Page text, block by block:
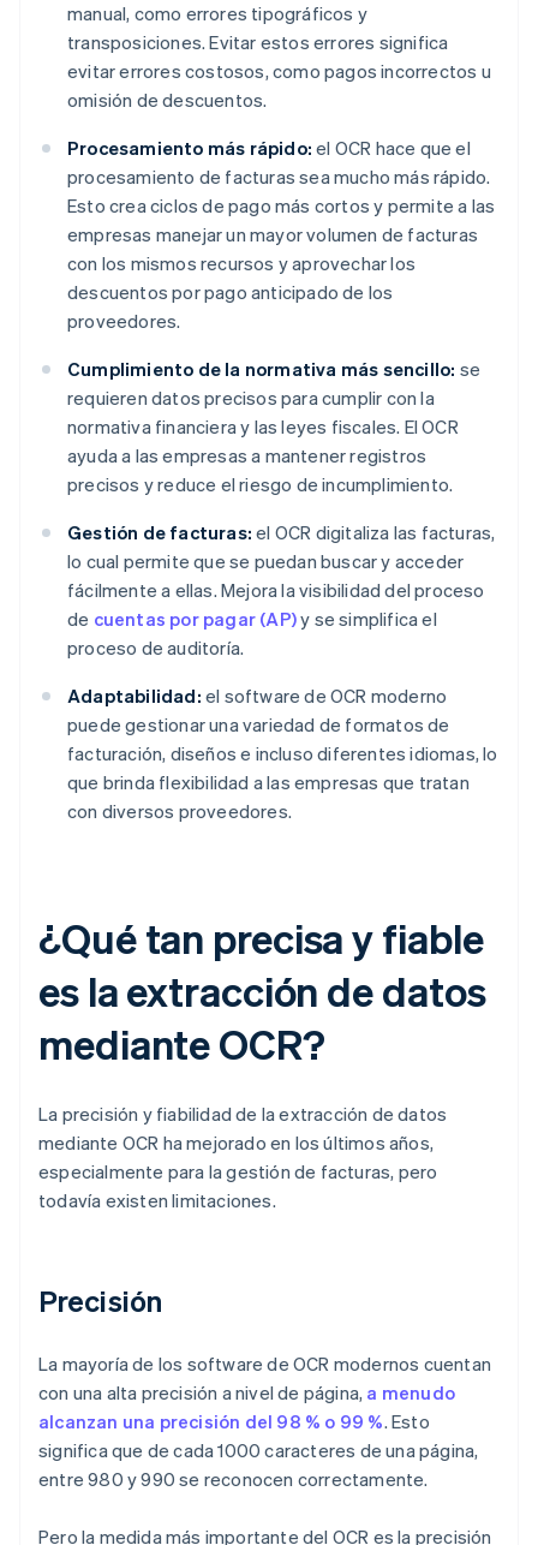
manual, como errores tipográficos y
transposiciones. Evitar estos errores significa
evitar errores costosos, como pagos incorrectos u
omisión de descuentos.
Procesamiento más rápido: el OCR hace que el
procesamiento de facturas sea mucho más rápido.
Esto crea ciclos de pago más cortos y permite a las
empresas manejar un mayor volumen de facturas
con los mismos recursos y aprovechar los
descuentos por pago anticipado de los
proveedores.
Cumplimiento de la normativa más sencillo: se
requieren datos precisos para cumplir con la
normativa financiera y las leyes fiscales. El OCR
ayuda a las empresas a mantener registros
precisos y reduce el riesgo de incumplimiento.
Gestión de facturas: el OCR digitaliza las facturas,
lo cual permite que se puedan buscar y acceder
fácilmente a ellas. Mejora la visibilidad del proceso
de cuentas por pagar (AP)y se simplifica el
proceso de auditoría.
Adaptabilidad: el software de OCR moderno
puede gestionar una variedad de formatos de
facturación, diseños e incluso diferentes idiomas, lo
que brinda flexibilidad a las empresas que tratan
con diversos proveedores.
¿Qué tan precisa y fiable
es la extracción de datos
mediante OCR?
La precisión y fiabilidad de la extracción de datos
mediante OCR ha mejorado en los últimos años,
especialmente para la gestión de facturas, pero
todavía existen limitaciones.
Precisión
La mayoría de los software de OCR modernos cuentan
con una alta precisión a nivel de página, a menudo
alcanzan una precisión del 98 % o 99 %. Esto
significa que de cada 1000 caracteres de una página,
entre 980 y 990 se reconocen correctamente.
Pero la medida más importante del OCR es la precisión